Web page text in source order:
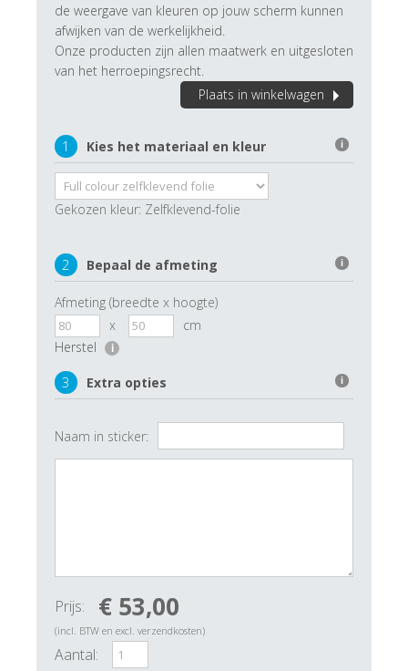
de weergave van kleuren op jouw scherm kunnen
afwijken van de werkelijkheid.
Onze producten zijn allen maatwerk en uitgesloten
van het herroepingsrecht.
Plaats in winkelwagen
1 Kies het materiaal en kleur i
Gekozen kleur: Zelfklevend-folie
2 Bepaal de afmeting i
Afmeting (breedte x hoogte)
x
cm
Herstel
i
3 Extra opties i
Naam in sticker:
Prijs: € 53,00
(incl. BTW en excl. verzendkosten)
Aantal: